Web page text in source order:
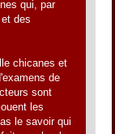
qui, par
des
chicanes et
de
sont
les
le savoir qui